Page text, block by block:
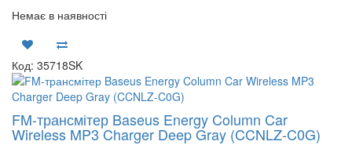
Немає в наявності
Код: 35718SK
FM-трансмітер Baseus Energy Column Car
Wireless MP3 Charger Deep Gray (CCNLZ-C0G)